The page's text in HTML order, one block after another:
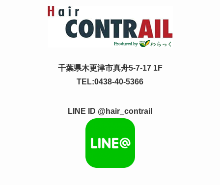
千葉県木更津市真舟5-7-17 1F
TEL:0438-40-5366
LINE ID @hair_contrail